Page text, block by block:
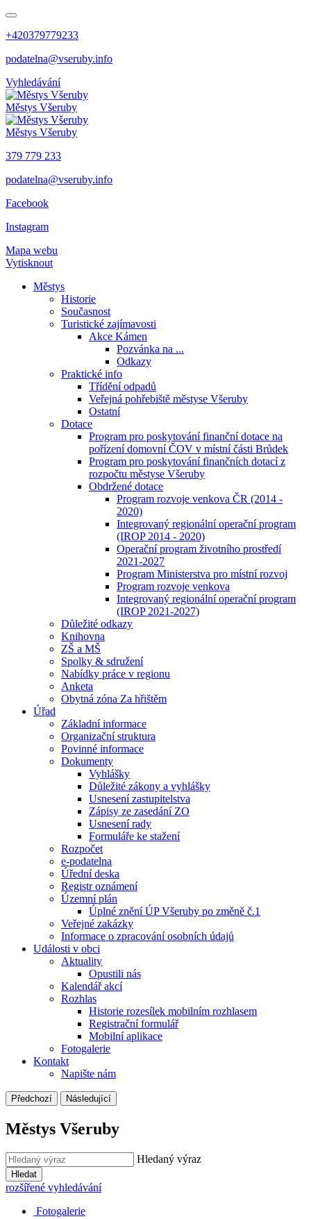
+420379779233
podatelna@vseruby.info
Vyhledávání
Městys Všeruby
Městys Všeruby
379 779 233
podatelna@vseruby.info
Facebook
Instagram
Mapa webu
Vytisknout
Městys
Historie
Současnost
Turistické zajímavosti
Akce Kámen
Pozvánka na ...
Odkazy
Praktické info
Třídění odpadů
Veřejná pohřebiště městyse Všeruby
Ostatní
Dotace
Program pro poskytování finanční dotace na
pořízení domovní ČOV v místní části Brůdek
Program pro poskytování finančních dotací z
rozpočtu městyse Všeruby
Obdržené dotace
Program rozvoje venkova ČR (2014 -
2020)
Integrovaný regionální operační program
(IROP 2014 - 2020)
Operační program životního prostředí
2021-2027
Program Ministerstva pro místní rozvoj
Program rozvoje venkova
Integrovaný regionální operační program
(IROP 2021-2027)
Důležité odkazy
Knihovna
ZŠ a MŠ
Spolky & sdružení
Nabídky práce v regionu
Anketa
Obytná zóna Za hřištěm
Úřad
Základní informace
Organizační struktura
Povinné informace
Dokumenty
Vyhlášky
Důležité zákony a vyhlášky
Usnesení zastupitelstva
Zápisy ze zasedání ZO
Usnesení rady
Formuláře ke stažení
Rozpočet
e-podatelna
Úřední deska
Registr oznámení
Územní plán
Úplné znění ÚP Všeruby po změně č.1
Veřejné zakázky
Informace o zpracování osobních údajů
Události v obci
Aktuality
Opustili nás
Kalendář akcí
Rozhlas
Historie rozesílek mobilním rozhlasem
Registrační formulář
Mobilní aplikace
Fotogalerie
Kontakt
Napište nám
Předchozí Následující
Městys Všeruby
Hledaný výraz
Hledat
rozšířené vyhledávání
Fotogalerie